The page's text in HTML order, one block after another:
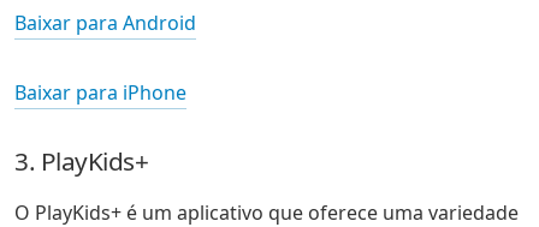
Baixar para Android
Baixar para iPhone
3. PlayKids+
O PlayKids+ é um aplicativo que oferece uma variedade